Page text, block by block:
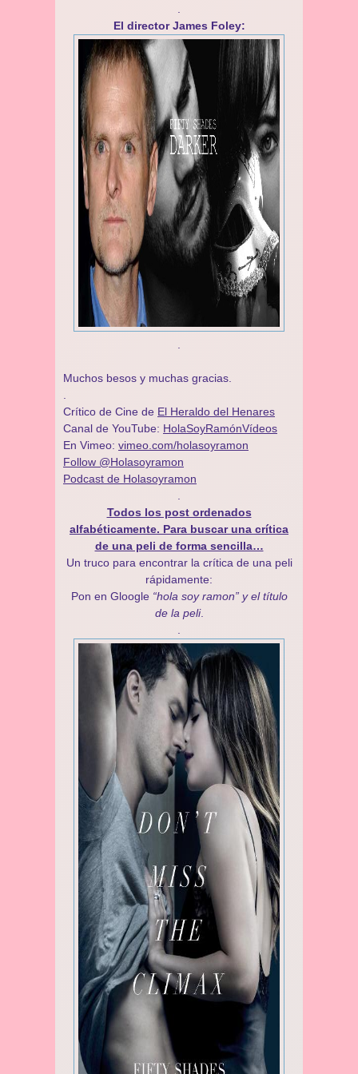
El director James Foley:
Muchos besos y muchas gracias.
Crítico de Cine de El Heraldo del Henares
Canal de YouTube: HolaSoyRamónVídeos
En Vimeo: vimeo.com/holasoyramon
Follow @Holasoyramon
Podcast de Holasoyramon
Todos los post ordenados
alfabéticamente. Para buscar una crítica
de una peli de forma sencilla…
Un truco para encontrar la crítica de una peli
rápidamente:
Pon en Gloogle “hola soy ramon” y el título
de la peli.